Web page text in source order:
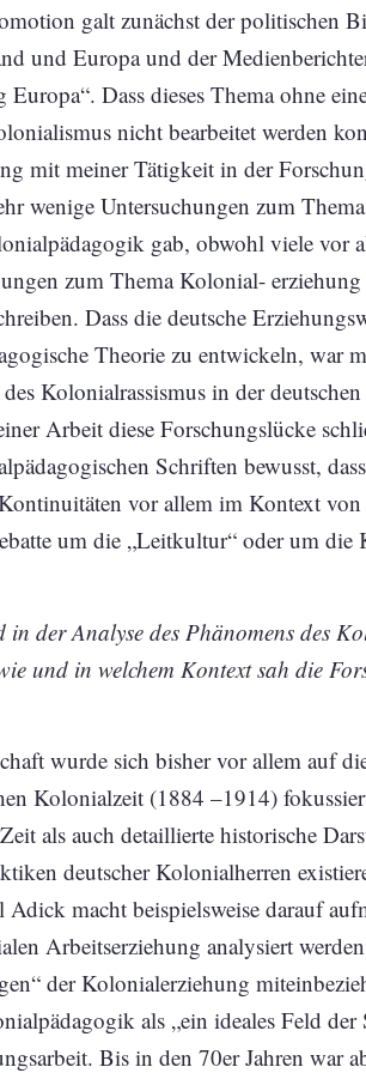
galt zunächst der politischen
und Europa und der
Europa“. Dass dieses Thema ohne
nicht bearbeitet werden
mit meiner Tätigkeit in der
wenige Untersuchungen zum
gab, obwohl viele vor
zum Thema Kolonial-
Dass die deutsche
Theorie zu entwickeln, war
Kolonialrassismus in der
Arbeit diese Forschungslücke
Schriften bewusst,
vor allem im Kontext
um die „Leitkultur“ oder um die
in der Analyse des Phänomens des
und in welchem Kontext sah die
wurde sich bisher vor allem auf
Kolonialzeit (1884 –1914)
als auch detaillierte historische
deutscher Kolonialherren
macht beispielsweise darauf
Arbeitserziehung analysiert
der Kolonialerziehung
als „ein ideales Feld
Bis in den 70er Jahren war